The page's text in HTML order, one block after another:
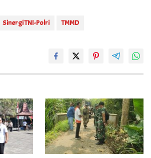
Sinergi TNI-Polri TMMD